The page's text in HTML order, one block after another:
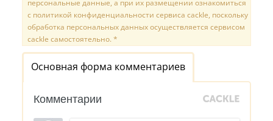
персональные данные, а при их размещении ознакомиться
с политикой конфиденциальности сервиса cackle, поскольку
обработка персональных данных осуществляется сервисом
cackle самостоятельно. *
Основная форма комментариев
Комментарии